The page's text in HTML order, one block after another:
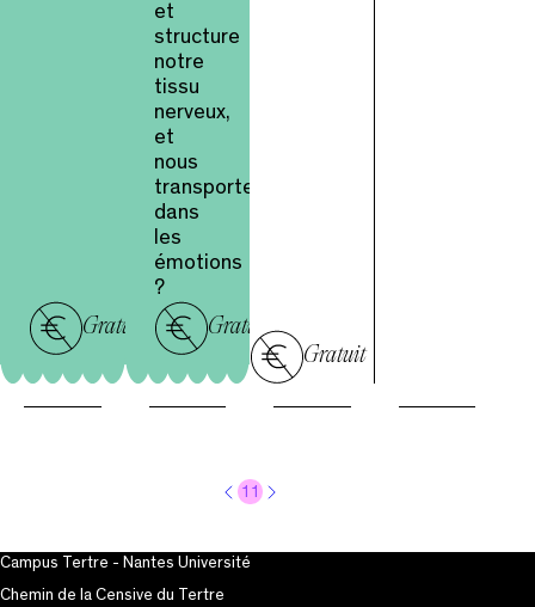
Gratuit
et
structure
notre
tissu
nerveux,
et
nous
transporte
dans
les
émotions
?
Gratuit
Gratuit
11
Campus Tertre - Nantes Université
Chemin de la Censive du Tertre